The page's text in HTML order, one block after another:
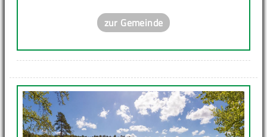
zur Gemeinde